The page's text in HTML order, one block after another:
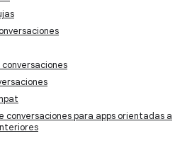
conversaciones para apps orientadas a